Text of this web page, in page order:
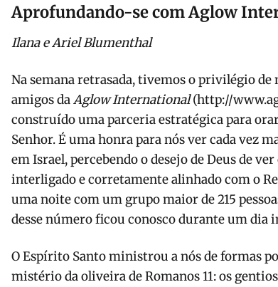
Aprofundando-se com Aglow
Ilana e Ariel Blumenthal
Na semana retrasada, tivemos o privilégio
amigos daAglow International(http://
construído uma parceria estratégica para
Senhor. É uma honra para nós ver cada vez
em Israel, percebendo o desejo de Deus de
interligado e corretamente alinhado com o
uma noite com um grupo maior de 215
desse número ficou conosco durante um dia
O Espírito Santo ministrou a nós de formas
mistério da oliveira de Romanos 11: os